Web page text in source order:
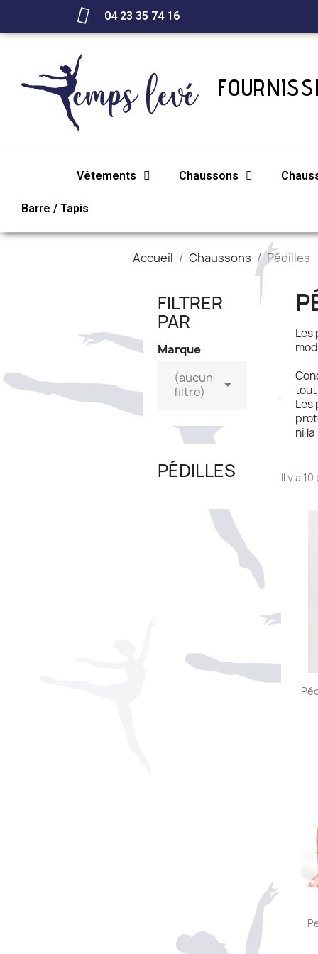
04 23 35 74 16
Vêtements Chaussons
Barre / Tapis
Accueil Chaussons Pédilles
FILTRER
PAR
Marque
(aucun
filtre)

PÉDILLES
Les
tout
Les
ni
Il y a